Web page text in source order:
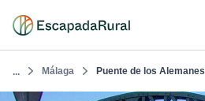
... Málaga Puente de los Alemanes